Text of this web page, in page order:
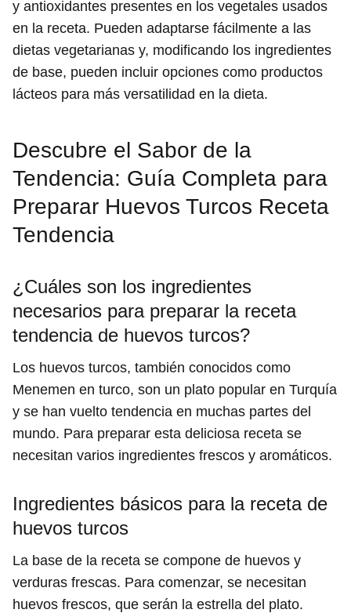
y antioxidantes presentes en los vegetales usados
en la receta. Pueden adaptarse fácilmente a las
dietas vegetarianas y, modificando los ingredientes
de base, pueden incluir opciones como productos
lácteos para más versatilidad en la dieta.
Descubre el Sabor de la
Tendencia: Guía Completa para
Preparar Huevos Turcos Receta
Tendencia
¿Cuáles son los ingredientes
necesarios para preparar la receta
tendencia de huevos turcos?
Los huevos turcos, también conocidos como
Menemen en turco, son un plato popular en Turquía
y se han vuelto tendencia en muchas partes del
mundo. Para preparar esta deliciosa receta se
necesitan varios ingredientes frescos y aromáticos.
Ingredientes básicos para la receta de
huevos turcos
La base de la receta se compone de huevos y
verduras frescas. Para comenzar, se necesitan
huevos frescos, que serán la estrella del plato.